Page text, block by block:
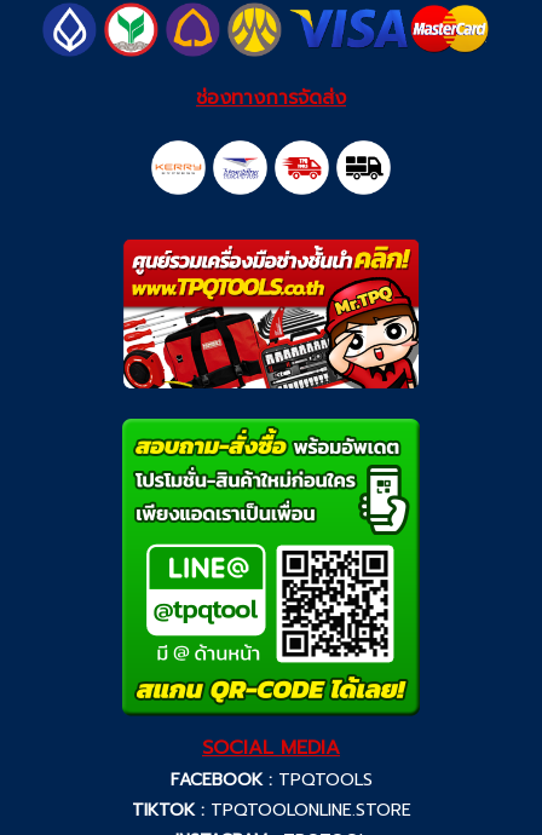
ช่องทางการจัดส่ง
SOCIAL MEDIA
FACEBOOK : TPQTOOLS
TIKTOK : TPQTOOLONLINE.STORE